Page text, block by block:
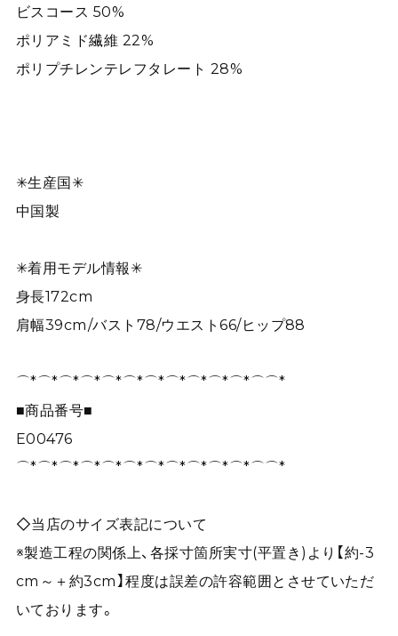
ビスコース 50%
ポリアミド繊維 22%
ポリプチレンテレフタレート 28%
✳︎生産国✳︎
中国製
✳︎着用モデル情報✳︎
身長172cm
肩幅39cm/バスト78/ウエスト66/ヒップ88
⌒*⌒*⌒*⌒*⌒*⌒*⌒*⌒*⌒*⌒*⌒*⌒⌒*
■商品番号■
E00476
⌒*⌒*⌒*⌒*⌒*⌒*⌒*⌒*⌒*⌒*⌒*⌒⌒*
◇当店のサイズ表記について
※製造工程の関係上、各採寸箇所実寸(平置き)より【約-3
cm～＋約3cm】程度は誤差の許容範囲とさせていただ
いております。